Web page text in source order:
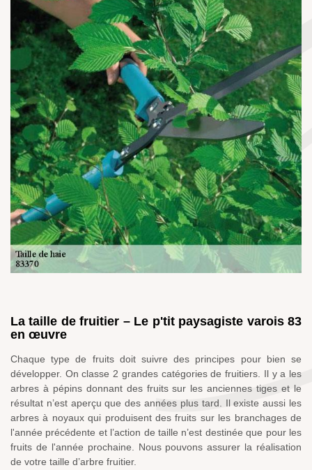
La taille de fruitier – Le p'tit paysagiste varois 83
en œuvre
Chaque type de fruits doit suivre des principes pour bien se
développer. On classe 2 grandes catégories de fruitiers. Il y a les
arbres à pépins donnant des fruits sur les anciennes tiges et le
résultat n’est aperçu que des années plus tard. Il existe aussi les
arbres à noyaux qui produisent des fruits sur les branchages de
l'année précédente et l’action de taille n’est destinée que pour les
fruits de l'année prochaine. Nous pouvons assurer la réalisation
de votre taille d’arbre fruitier.